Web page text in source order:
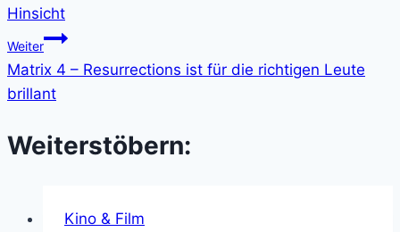
Hinsicht
Weiter
Matrix 4 – Resurrections ist für die richtigen Leute
brillant
Weiterstöbern:
Kino & Film